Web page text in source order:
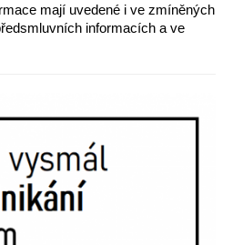
mají uvedené i ve zmíněných
informacích a ve